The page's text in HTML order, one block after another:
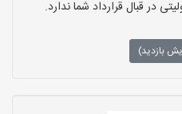
در قبال قرارداد شما ندارد.
بازدید)